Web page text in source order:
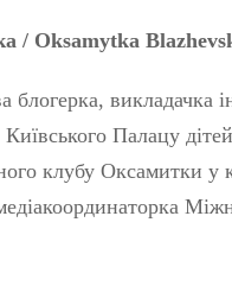
/ Oksamytka
викладачка
Палацу
клубу Оксамитки у